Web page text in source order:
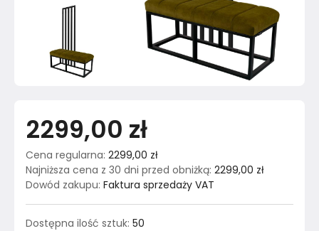
2299,00 zł
Cena regularna: 2299,00 zł
Najniższa cena z 30 dni przed obniżką: 2299,00 zł
Dowód zakupu: Faktura sprzedaży VAT
Dostępna ilość sztuk: 50